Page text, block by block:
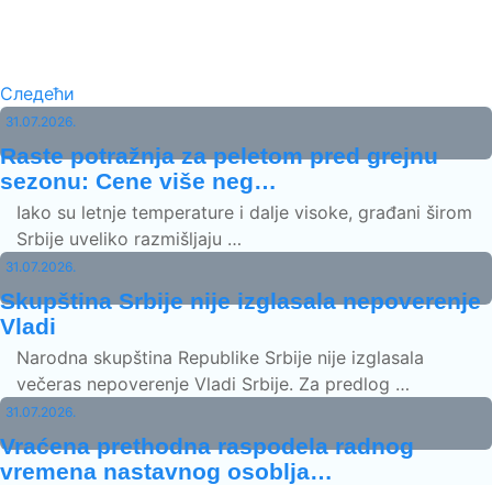
Следећи
31.07.2026.
Raste potražnja za peletom pred grejnu
sezonu: Cene više neg…
Iako su letnje temperature i dalje visoke, građani širom
Srbije uveliko razmišljaju …
31.07.2026.
Skupština Srbije nije izglasala nepoverenje
Vladi
Narodna skupština Republike Srbije nije izglasala
večeras nepoverenje Vladi Srbije. Za predlog …
31.07.2026.
Vraćena prethodna raspodela radnog
vremena nastavnog osoblja…